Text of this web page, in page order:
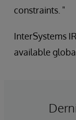
constraints. "
InterSystems
available